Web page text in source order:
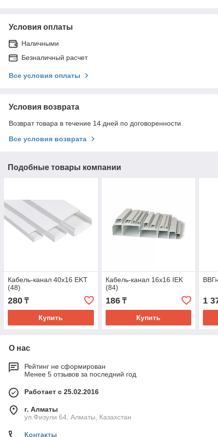
Условия оплаты
Наличными
Безналичный расчет
Все условия оплаты
Условия возврата
Возврат товара в течение 14 дней по договоренности
Все условия возврата
Подобные товары компании
Кабель-канал 40х16 EKT
(48)
280 ₸
Купить
Кабель-канал 16х16 IEK
(84)
186₸
Купить
1
О нас
Рейтинг не сформирован
Менее 5 отзывов за последний год
Работает с 25.02.2016
г. Алматы
ул.Физули 64, Алматы, Казахстан
Контакты